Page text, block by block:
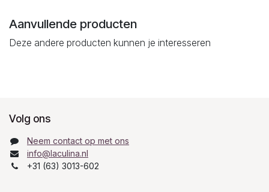
Aanvullende producten
Deze andere producten kunnen je interesseren
Volg ons
Neem contact op met ons
info@laculina.nl
+31 (63) 3013-602